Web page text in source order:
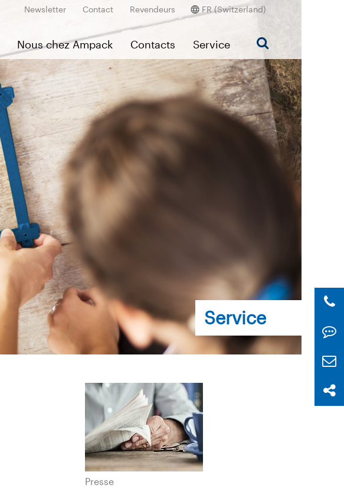
Newsletter Contact Revendeurs FR (Switzerland)
Nous chez Ampack Contacts Service
Service
Presse